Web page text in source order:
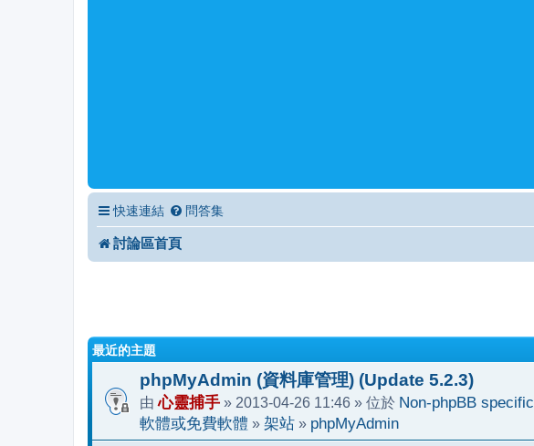
快速連結 問答集
討論區首頁
最近的主題
phpMyAdmin (資料庫管理) (Update 5.2.3)
由心靈捕手 » 2013-04-26 11:46 » 位於 Non-phpBB specific
軟體或免費軟體 » 架站 » phpMyAdmin